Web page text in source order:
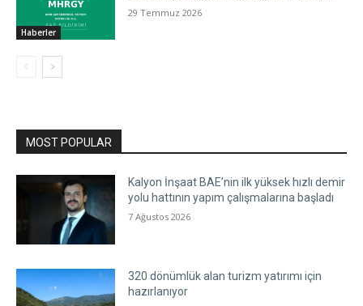
Haberler
29 Temmuz 2026
MOST POPULAR
Kalyon İnşaat BAE’nin ilk yüksek hızlı demir
yolu hattının yapım çalışmalarına başladı
7 Ağustos 2026
320 dönümlük alan turizm yatırımı için
hazırlanıyor